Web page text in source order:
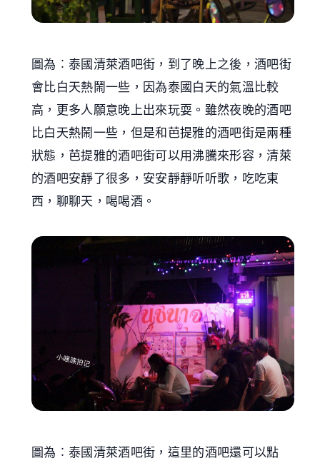
圖為︰泰國清萊酒吧街，到了晚上之後，酒吧街
會比白天熱鬧一些，因為泰國白天的氣溫比較
高，更多人願意晚上出來玩耍。雖然夜晚的酒吧
比白天熱鬧一些，但是和芭提雅的酒吧街是兩種
狀態，芭提雅的酒吧街可以用沸騰來形容，清萊
的酒吧安靜了很多，安安靜靜听听歌，吃吃東
西，聊聊天，喝喝酒。
圖為︰泰國清萊酒吧街，這里的酒吧還可以點